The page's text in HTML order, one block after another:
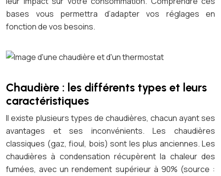
bases vous permettra d’adapter vos réglages en
fonction de vos besoins.
Chaudière : les différents types et leurs
caractéristiques
Il existe plusieurs types de chaudières, chacun ayant ses
avantages et ses inconvénients. Les chaudières
classiques (gaz, fioul, bois) sont les plus anciennes. Les
chaudières à condensation récupèrent la chaleur des
fumées, avec un rendement supérieur à 90% (source :